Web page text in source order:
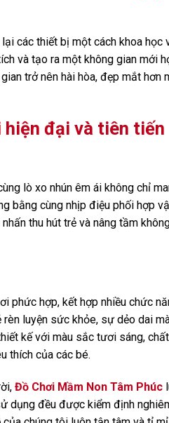
các thiết bị một cách khoa học
và tạo ra một không gian mới
trở nên hài hòa, đẹp mắt hơn
đại và tiên tiến
lò xo nhún êm ái không chỉ
bằng cùng nhịp điệu phối hợp
thu hút trẻ và nâng tầm
phức hợp, kết hợp nhiều chức
luyện sức khỏe, sự dẻo dai
kế với màu sắc tươi sáng,
thích của các bé.
Đồ Chơi Mầm Non Tâm Phúc
dụng đều được kiểm định